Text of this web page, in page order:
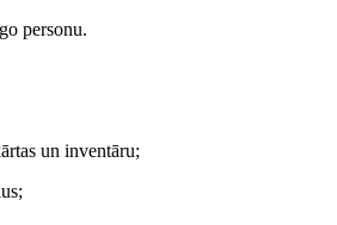
personu.
un inventāru;